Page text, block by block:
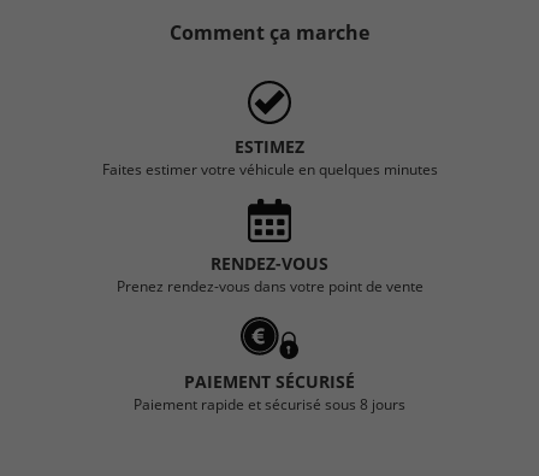
Comment ça marche
ESTIMEZ
Faites estimer votre véhicule en quelques minutes
RENDEZ-VOUS
Prenez rendez-vous dans votre point de vente
PAIEMENT SÉCURISÉ
Paiement rapide et sécurisé sous 8 jours